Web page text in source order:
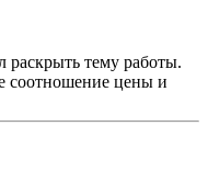
раскрыть тему работы.
соотношение цены и